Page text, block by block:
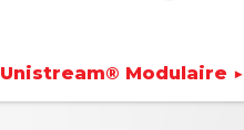
Unistream® Modulaire ▶